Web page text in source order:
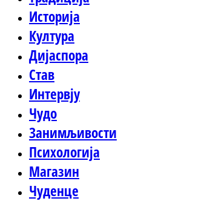
Историја
Култура
Дијаспора
Став
Интервју
Чудо
Занимљивости
Психологија
Магазин
Чуденце